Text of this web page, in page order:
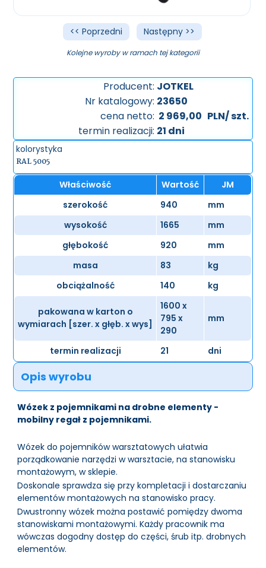
<< Poprzedni Następny >>
Kolejne wyroby w ramach tej kategorii
Producent: JOTKEL
Nr katalogowy: 23650
cena netto: 2 969,00 PLN/ szt.
termin realizacji: 21 dni
kolorystyka
RAL 5005
Właściwość Wartość
JM
szerokość
940
mm
wysokość
1665
mm
głębokość
920
mm
masa
83
kg
obciążalność
140 kg
pakowana w karton o
wymiarach [szer. x głęb. x wys]
1600 x
795 x
290
mm
termin realizacji 21 dni
Opis wyrobu
Wózek z pojemnikami na drobne elementy -
mobilny regał z pojemnikami.
Wózek do pojemników warsztatowych ułatwia
porządkowanie narzędzi w warsztacie, na stanowisku
montażowym, w sklepie.
Doskonale sprawdza się przy kompletacji i dostarczaniu
elementów montażowych na stanowisko pracy.
Dwustronny wózek można postawić pomiędzy dwoma
stanowiskami montażowymi. Każdy pracownik ma
wówczas dogodny dostęp do części, śrub itp. drobnych
elementów.